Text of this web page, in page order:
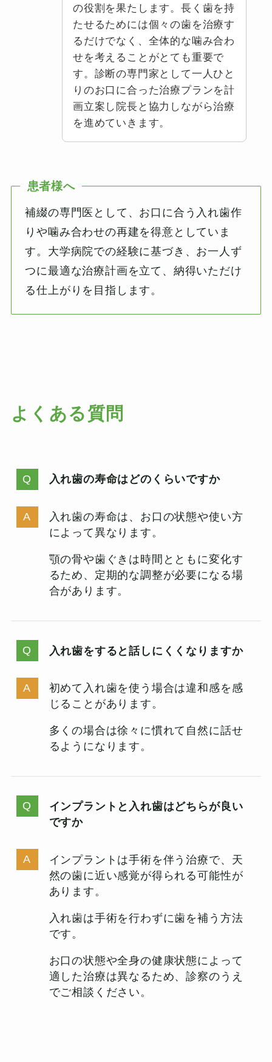
の役割を果たします。長く歯を持
たせるためには個々の歯を治療す
るだけでなく、全体的な噛み合わ
せを考えることがとても重要で
す。診断の専門家として一人ひと
りのお口に合った治療プランを計
画立案し院長と協力しながら治療
を進めていきます。
患者様へ
補綴の専門医として、お口に合う入れ歯作
りや噛み合わせの再建を得意としていま
す。大学病院での経験に基づき、お一人ず
つに最適な治療計画を立て、納得いただけ
る仕上がりを目指します。
よくある質問
入れ歯の寿命はどのくらいですか
入れ歯の寿命は、お口の状態や使い方
によって異なります。
顎の骨や歯ぐきは時間とともに変化す
るため、定期的な調整が必要になる場
合があります。
入れ歯をすると話しにくくなりますか
初めて入れ歯を使う場合は違和感を感
じることがあります。
多くの場合は徐々に慣れて自然に話せ
るようになります。
インプラントと入れ歯はどちらが良い
ですか
インプラントは手術を伴う治療で、天
然の歯に近い感覚が得られる可能性が
あります。
入れ歯は手術を行わずに歯を補う方法
です。
お口の状態や全身の健康状態によって
適した治療は異なるため、診察のうえ
でご相談ください。